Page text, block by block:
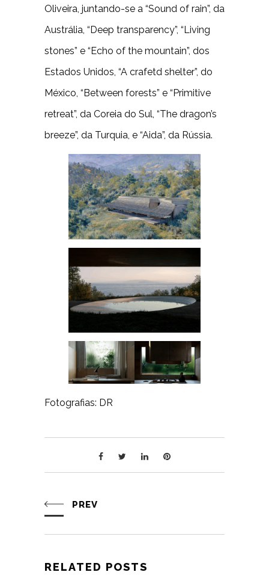
Oliveira, juntando-se a “Sound of rain”, da
Austrália, “Deep transparency”, “Living
stones” e “Echo of the mountain”, dos
Estados Unidos, “A crafetd shelter”, do
México, “Between forests” e “Primitive
retreat”, da Coreia do Sul, “The dragon’s
breeze”, da Turquia, e “Aida”, da Rússia.
Fotografias: DR
PREV
RELATED POSTS